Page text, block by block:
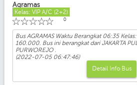
Agramas
Kelas: VIP A/C (2+2)
☆
☆
☆
☆
☆ 0
Bus AGRAMAS Waktu Berangkat 06:35
160.000. Bus ini berangkat dari JAKARTA
PURWOREJO .
(2022-07-05 06:47:46)
Detail Info Bus